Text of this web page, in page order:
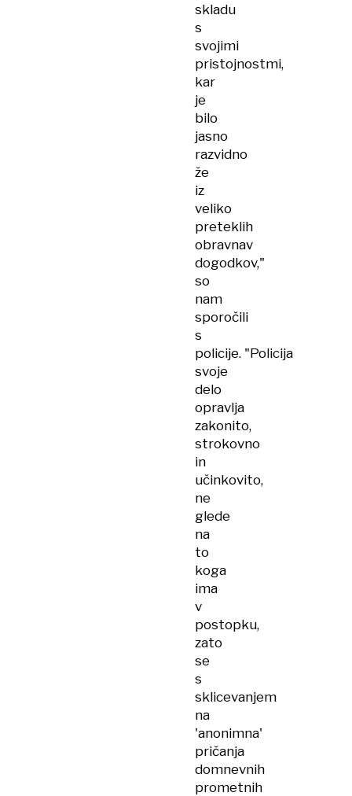
skladu
s
svojimi
pristojnostmi,
kar
je
bilo
jasno
razvidno
že
iz
veliko
preteklih
obravnav
dogodkov,"
so
nam
sporočili
s
policije. "Policija
svoje
delo
opravlja
zakonito,
strokovno
in
učinkovito,
ne
glede
na
to
koga
ima
v
postopku,
zato
se
s
sklicevanjem
na
'anonimna'
pričanja
domnevnih
prometnih